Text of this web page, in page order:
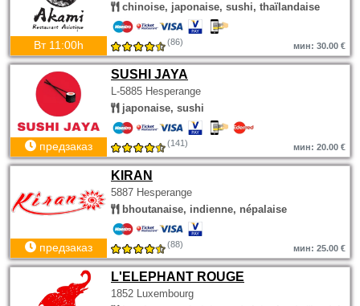
chinoise, japonaise, sushi, thaïlandaise
Вт 11:00h (86) мин: 30.00 €
SUSHI JAYA
L-5885 Hesperange
japonaise, sushi
предзаказ (141) мин: 20.00 €
KIRAN
5887 Hesperange
bhoutanaise, indienne, népalaise
предзаказ (88) мин: 25.00 €
L'ELEPHANT ROUGE
1852 Luxembourg